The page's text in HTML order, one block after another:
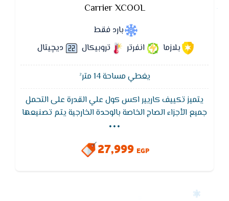
Carrier XCOOL
بارد فقط
بلازما
انفرتر تروبيكال ديچيتال
يغطي مساحة 14 متر²
يتميز تكييف كاريير اكس كول علي القدرة على التحمل
جميع الأجزاء الصاج الخاصة بالوحدة الخارجية يتم تصنيعها
من الصاج المجلفن المعالج كيميائيا مقاومة جميع
دهانها أوتوماتيكيا بطريقة الدهان الالكتروستاتيكى
...
27,999 EGP